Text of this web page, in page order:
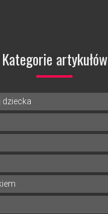
Kategorie artykułów